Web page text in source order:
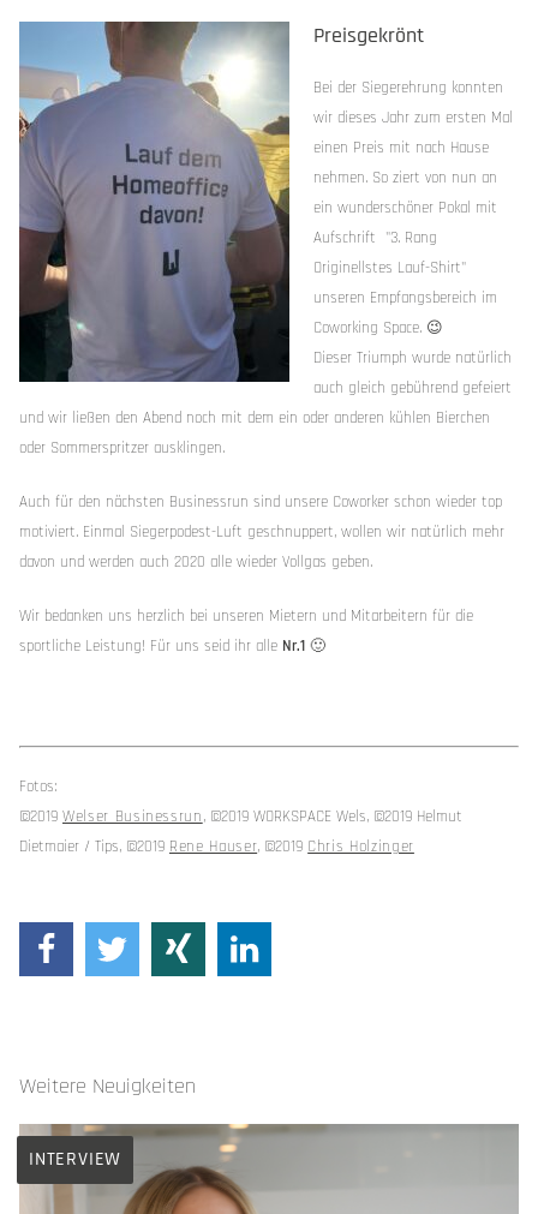
Preisgekrönt
Bei der Siegerehrung konnten
wir dieses Jahr zum ersten Mal
einen Preis mit nach Hause
nehmen. So ziert von nun an
ein wunderschöner Pokal mit
Aufschrift "3. Rang
Originellstes Lauf-Shirt"
unseren Empfangsbereich im
Coworking Space. 😉
Dieser Triumph wurde natürlich
auch gleich gebührend gefeiert
und wir ließen den Abend noch mit dem ein oder anderen kühlen Bierchen
oder Sommerspritzer ausklingen.
Auch für den nächsten Businessrun sind unsere Coworker schon wieder top
motiviert. Einmal Siegerpodest-Luft geschnuppert, wollen wir natürlich mehr
davon und werden auch 2020 alle wieder Vollgas geben.
Wir bedanken uns herzlich bei unseren Mietern und Mitarbeitern für die
sportliche Leistung! Für uns seid ihr alle Nr.1 🙂
Fotos:
©2019 Welser Businessrun, ©2019 WORKSPACE Wels, ©2019 Helmut
Dietmaier / Tips, ©2019 Rene Hauser, ©2019 Chris Holzinger
Weitere Neuigkeiten
INTERVIEW